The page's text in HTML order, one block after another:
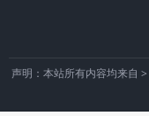
声明：本站所有内容均来自 >